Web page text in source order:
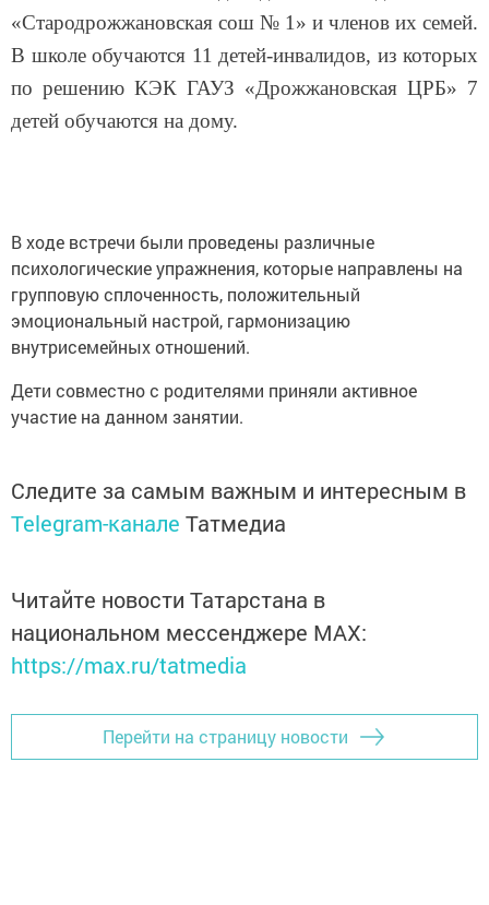
«Стародрожжановская сош № 1» и членов их семей.
В школе обучаются 11 детей-инвалидов, из которых
по решению КЭК ГАУЗ «Дрожжановская ЦРБ» 7
детей обучаются на дому.
В ходе встречи были проведены различные
психологические упражнения, которые направлены на
групповую сплоченность, положительный
эмоциональный настрой, гармонизацию
внутрисемейных отношений.
Дети совместно с родителями приняли активное
участие на данном занятии.
Следите за самым важным и интересным в
Telegram-канале Татмедиа
Читайте новости Татарстана в
национальном мессенджере MАХ:
https://max.ru/tatmedia
Перейти на страницу новости